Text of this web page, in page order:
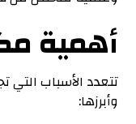
أهمية
تتعدد الأسباب التي
وأبرزها: